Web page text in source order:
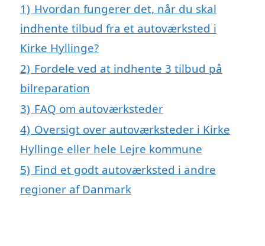
1) Hvordan fungerer det, når du skal
indhente tilbud fra et autoværksted i
Kirke Hyllinge?
2) Fordele ved at indhente 3 tilbud på
bilreparation
3) FAQ om autoværksteder
4) Oversigt over autoværksteder i Kirke
Hyllinge eller hele Lejre kommune
5) Find et godt autoværksted i andre
regioner af Danmark